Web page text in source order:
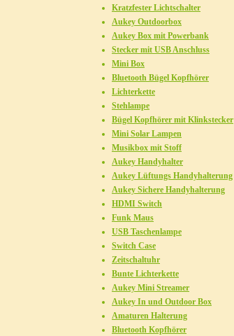
Kratzfester Lichtschalter
Aukey Outdoorbox
Aukey Box mit Powerbank
Stecker mit USB Anschluss
Mini Box
Bluetooth Bügel Kopfhörer
Lichterkette
Stehlampe
Bügel Kopfhörer mit Klinkstecker
Mini Solar Lampen
Musikbox mit Stoff
Aukey Handyhalter
Aukey Lüftungs Handyhalterung
Aukey Sichere Handyhalterung
HDMI Switch
Funk Maus
USB Taschenlampe
Switch Case
Zeitschaltuhr
Bunte Lichterkette
Aukey Mini Streamer
Aukey In und Outdoor Box
Amaturen Halterung
Bluetooth Kopfhörer